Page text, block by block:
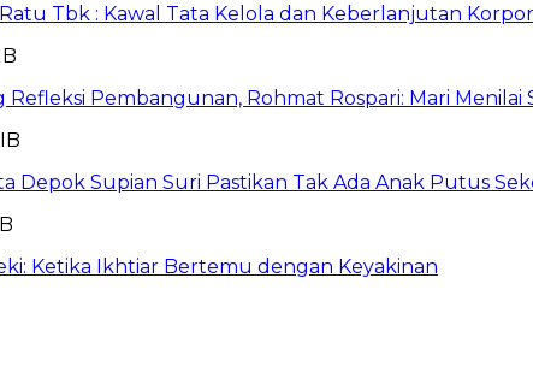
Tbk : Kawal Tata Kelola dan Keberlanjutan
Pembangunan, Rohmat Rospari: Mari Menilai
Depok Supian Suri Pastikan Tak Ada Anak Putus
Ketika Ikhtiar Bertemu dengan Keyakinan